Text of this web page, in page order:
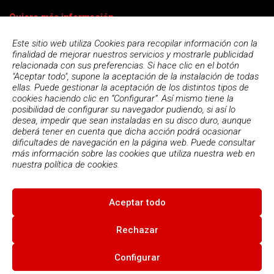
Este sitio web utiliza Cookies para recopilar información con la
finalidad de mejorar nuestros servicios y mostrarle publicidad
relacionada con sus preferencias. Si hace clic en el botón
"Aceptar todo", supone la aceptación de la instalación de todas
ellas. Puede gestionar la aceptación de los distintos tipos de
cookies haciendo clic en “Configurar”. Así mismo tiene la
posibilidad de configurar su navegador pudiendo, si así lo
desea, impedir que sean instaladas en su disco duro, aunque
deberá tener en cuenta que dicha acción podrá ocasionar
dificultades de navegación en la página web. Puede consultar
más información sobre las cookies que utiliza nuestra web en
nuestra política de cookies.
Aceptar todo
Rechazar
Configurar
Quiero más información
Acepto lapolítica de privacidad
© 2026
Condiciones de uso